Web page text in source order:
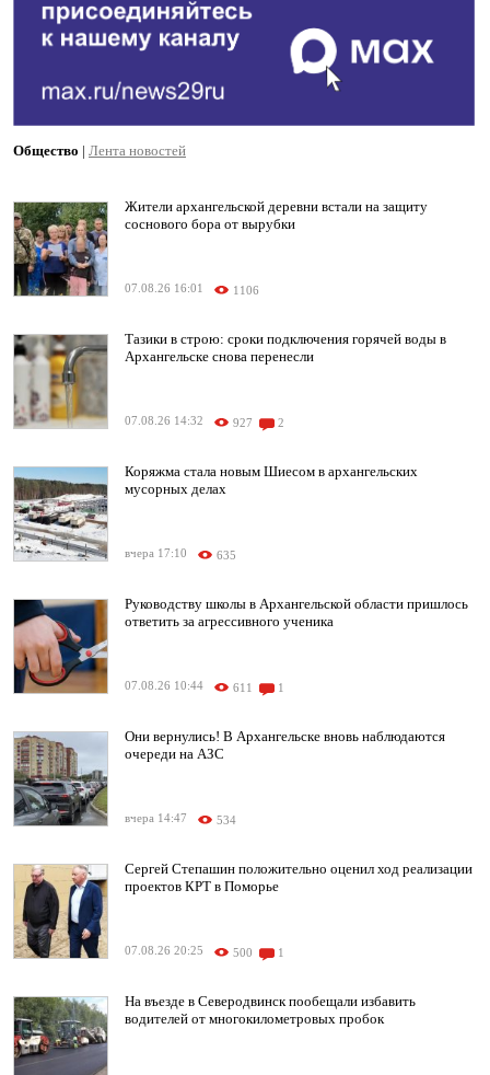
Общество | Лента новостей
Жители архангельской деревни встали на защиту
соснового бора от вырубки
07.08.26 16:01 1106
Тазики в строю: сроки подключения горячей воды в
Архангельске снова перенесли
07.08.26 14:32 927 2
Коряжма стала новым Шиесом в архангельских
мусорных делах
вчера 17:10 635
Руководству школы в Архангельской области пришлось
ответить за агрессивного ученика
07.08.26 10:44 611 1
Они вернулись! В Архангельске вновь наблюдаются
очереди на АЗС
вчера 14:47 534
Сергей Степашин положительно оценил ход реализации
проектов КРТ в Поморье
07.08.26 20:25 500 1
На въезде в Северодвинск пообещали избавить
водителей от многокилометровых пробок